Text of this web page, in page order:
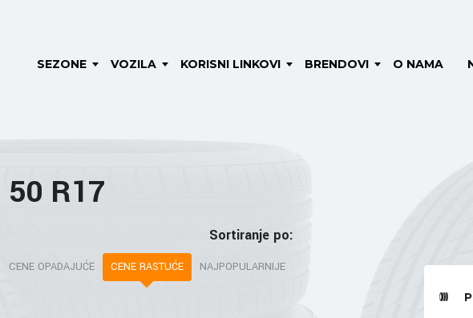
SEZONE VOZILA KORISNI LINKOVI BRENDOVI O NAMA
R17
Sortiranje po:
CENE OPADAJUĆE CENE RASTUĆE NAJPOPULARNIJE